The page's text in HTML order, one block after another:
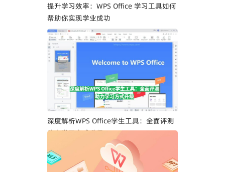
提升学习效率：WPS Office 学习工具如何
帮助你实现学业成功
深度解析WPS Office学生工具：全面评测
助力学习方式升级